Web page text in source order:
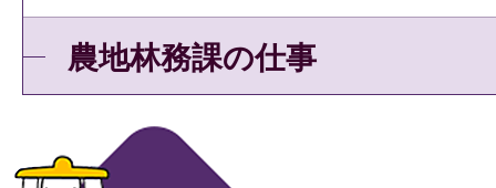
農地林務課の仕事